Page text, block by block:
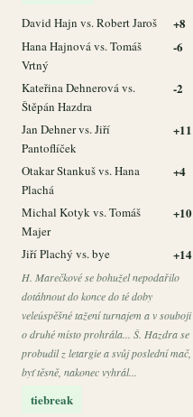
David Hajn vs. Robert Jaroš +8
Hana Hajnová vs. Tomáš
Vrtný
-6
Kateřina Dehnerová vs.
Štěpán Hazdra
-2
Jan Dehner vs. Jiří
Pantoflíček
+11
Otakar Stankuš vs. Hana
Plachá
+4
Michal Kotyk vs. Tomáš
Majer
+10
Jiří Plachý vs. bye +14
H. Marečkové se bohužel nepodařilo
dotáhnout do konce do té doby
veleúspěšné tažení turnajem a v souboji
o druhé místo prohrála... Š. Hazdra se
probudil z letargie a svůj poslední mač,
byť těsně, nakonec vyhrál...
tiebreak